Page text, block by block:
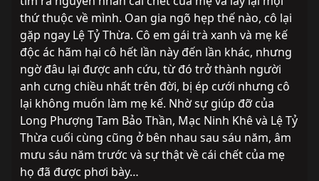
thứ thuộc về mình. Oan gia ngõ hẹp thế nào, cô lại
gặp ngay Lệ Tỷ Thừa. Cô em gái trà xanh và mẹ kế
độc ác hãm hại cô hết lần này đến lần khác, nhưng
ngờ đâu lại được anh cứu, từ đó trở thành người
anh cưng chiều nhất trên đời, bị ép cưới nhưng cô
lại không muốn làm mẹ kế. Nhờ sự giúp đỡ của
Long Phượng Tam Bảo Thần, Mạc Ninh Khê và Lệ Tỷ
Thừa cuối cùng cũng ở bên nhau sau sáu năm, âm
mưu sáu năm trước và sự thật về cái chết của mẹ
họ đã được phơi bày…